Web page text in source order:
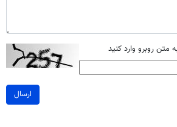
متن روبرو وارد کنید
ارسال